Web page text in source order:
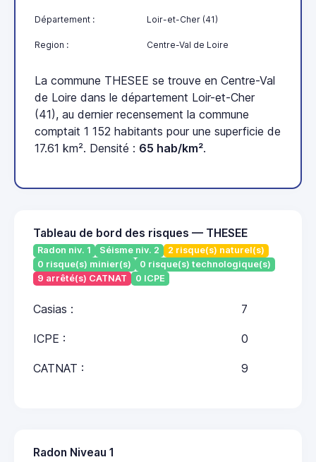
Département : Loir-et-Cher (41)
Region : Centre-Val de Loire
La commune THESEE se trouve en Centre-Val
de Loire dans le département Loir-et-Cher
(41), au dernier recensement la commune
comptait 1 152 habitants pour une superficie de
17.61 km². Densité : 65 hab/km².
Tableau de bord des risques — THESEE
Radon niv. 1 Séisme niv. 2
2 risque(s) naturel(s)
0 risque(s) minier(s)
0 risque(s) technologique(s)
9 arrêté(s) CATNAT
0 ICPE
Casias : 7
ICPE : 0
CATNAT : 9
Radon Niveau 1